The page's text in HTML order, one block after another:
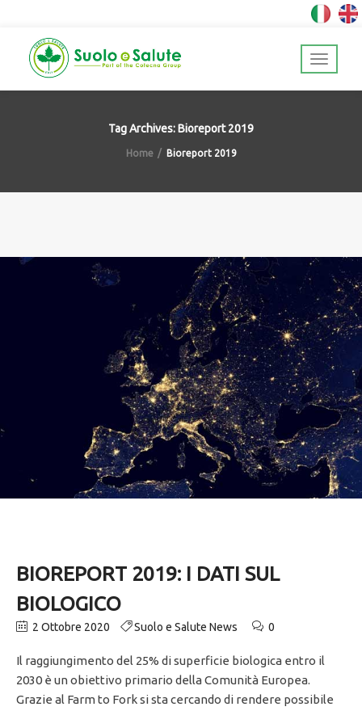
Tag Archives: Bioreport 2019
Home Bioreport 2019
BIOREPORT 2019: I DATI SUL
BIOLOGICO
2 Ottobre 2020 Suolo e Salute News 0
Il raggiungimento del 25% di superficie biologica entro il
2030 è un obiettivo primario della Comunità Europea.
Grazie al Farm to Fork si sta cercando di rendere possibile